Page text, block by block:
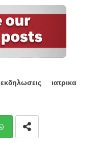
εκδηλωσεις
ιατρικα